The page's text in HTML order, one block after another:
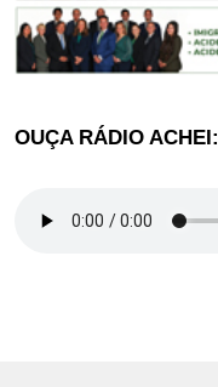
OUÇA RÁDIO ACHEI: